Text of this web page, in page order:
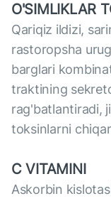
O'SIMLIKLAR
Qariqiz ildizi,
rastoropsha
barglari
traktining
rag'batlantiradi,
toksinlarni
C VITAMINI
Askorbin